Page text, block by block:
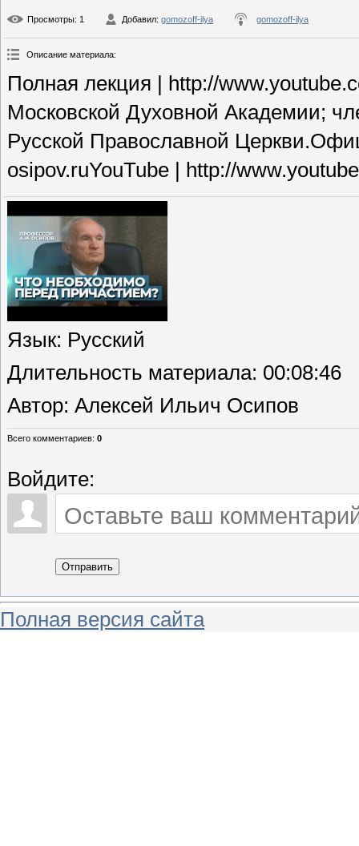
Просмотры: 1 Добавил: gomozoff-ilya gomozoff-ilya
Описание материала:
Полная лекция | http://
Московской Духовной Академии;
Русской Православной
osipov.ruYouTube | http://
Язык: Русский
Длительность материала: 00:08:46
Автор: Алексей Ильич Осипов
Всего комментариев: 0
Войдите:
Отправить
Полная версия сайта